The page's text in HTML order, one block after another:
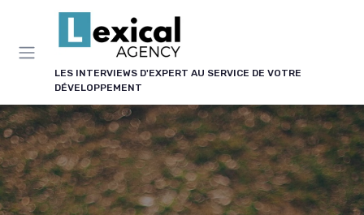
LES INTERVIEWS D'EXPERT AU SERVICE DE VOTRE
DÉVELOPPEMENT
Panneau de gestion des cookies